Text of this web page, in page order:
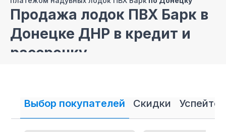
Продажа лодок ПВХ Барк в
Донецке ДНР в кредит и
рассрочку
Выбор покупателей Скидки Успейте